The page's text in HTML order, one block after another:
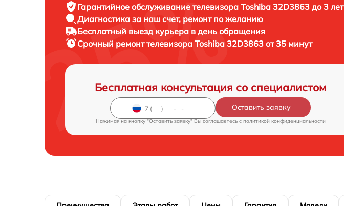
Гарантийное обслуживание телевизора Toshiba 32D3863 до 3 лет
Диагностика за наш счет, ремонт по желанию
Бесплатный выезд курьера в день обращения
Срочный ремонттелевизора Toshiba 32D3863 от 35 минут
Бесплатная консультация со специалистом
Оставить заявку
Нажимая на кнопку "Оставить заявку" Вы соглашаетесь c политикой конфиденциальности